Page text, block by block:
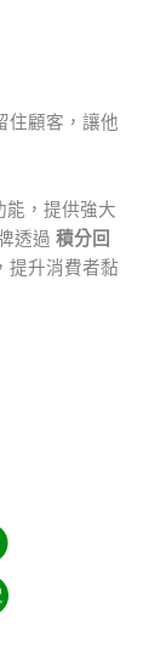
住顧客，讓他
能，提供強大
透過 積分回
，提升消費者黏